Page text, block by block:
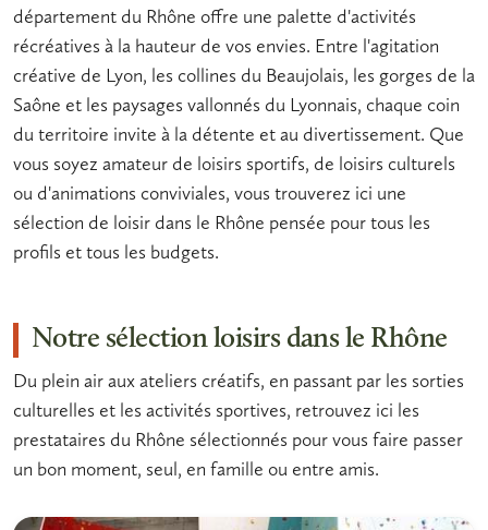
département du Rhône offre une palette d'activités
récréatives à la hauteur de vos envies. Entre l'agitation
créative de Lyon, les collines du Beaujolais, les gorges de la
Saône et les paysages vallonnés du Lyonnais, chaque coin
du territoire invite à la détente et au divertissement. Que
vous soyez amateur de loisirs sportifs, de loisirs culturels
ou d'animations conviviales, vous trouverez ici une
sélection de loisir dans le Rhône pensée pour tous les
profils et tous les budgets.
Notre sélection loisirs dans le Rhône
Du plein air aux ateliers créatifs, en passant par les sorties
culturelles et les activités sportives, retrouvez ici les
prestataires du Rhône sélectionnés pour vous faire passer
un bon moment, seul, en famille ou entre amis.